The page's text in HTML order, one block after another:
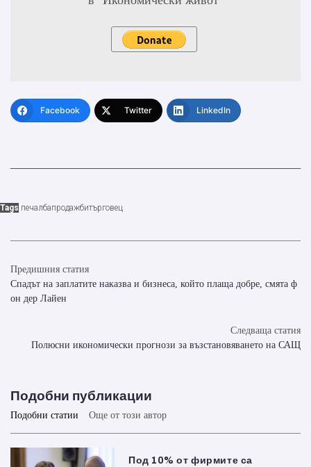
Facebook Twitter LinkedIn
Tags печалбапродажбитърговец
Предишния статия
Спадът на заплатите наказва и бизнеса, който плаща добре, смята ф
он дер Лайен
Следваща статия
Полюсни икономически прогнози за възстановяването на САЩ
Подобни публикации
Подобни статии Още от този автор
Под 10% от фирмите са